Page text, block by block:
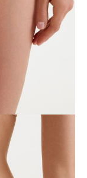
r.100/L, nude
r.100/L, nude